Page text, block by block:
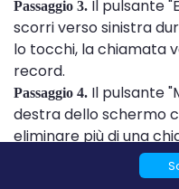
Passaggio 3. Il pulsante
scorri verso sinistra
lo tocchi, la chiamata
record.
Passaggio 4. Il pulsante
destra dello schermo
eliminare più di una
che gli utenti hanno
desiderano eliminare,